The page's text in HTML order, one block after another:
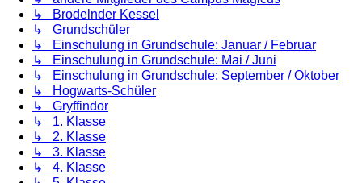
↳ Brodelnder Kessel
↳ Grundschüler
↳ Einschulung in Grundschule: Januar / Februar
↳ Einschulung in Grundschule: Mai / Juni
↳ Einschulung in Grundschule: September / Oktober
↳ Hogwarts-Schüler
↳ Gryffindor
↳ 1. Klasse
↳ 2. Klasse
↳ 3. Klasse
↳ 4. Klasse